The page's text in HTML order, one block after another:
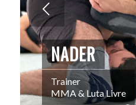
NADER
Trainer
MMA & Luta Livre
Weiter